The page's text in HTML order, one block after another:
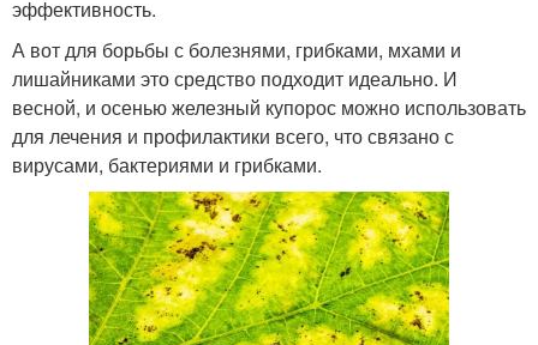
эффективность.
А вот для борьбы с болезнями, грибками, мхами и
лишайниками это средство подходит идеально. И
весной, и осенью железный купорос можно использовать
для лечения и профилактики всего, что связано с
вирусами, бактериями и грибками.